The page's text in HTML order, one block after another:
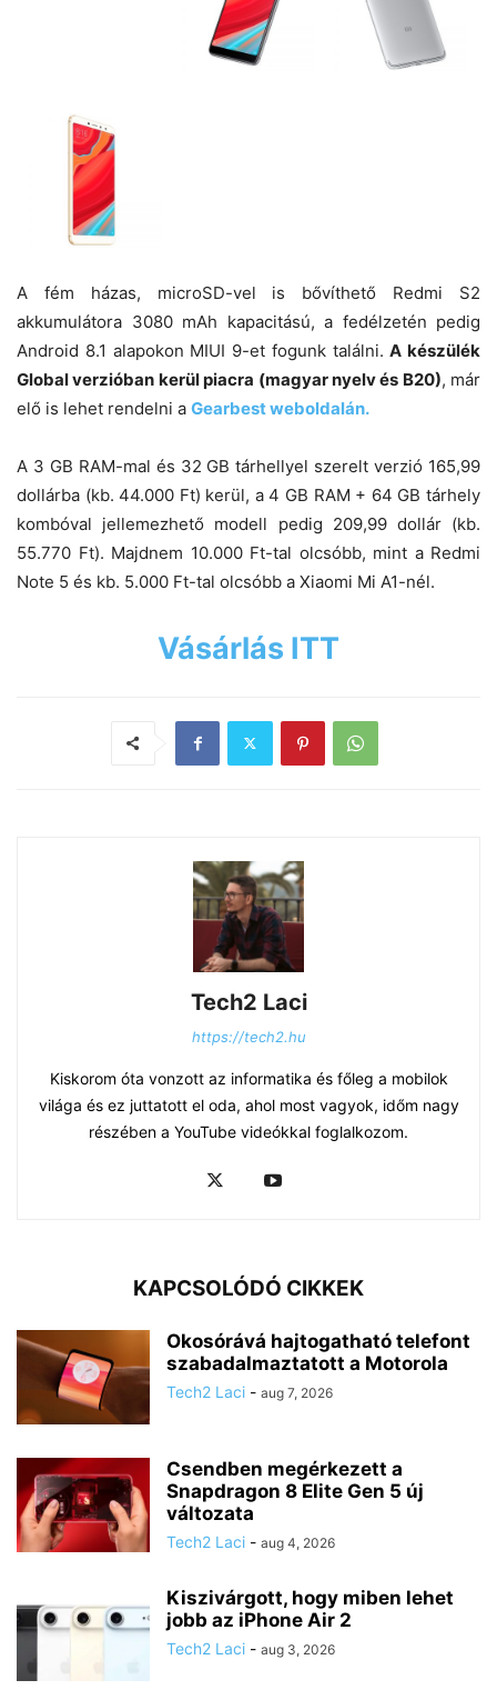
A fém házas, microSD-vel is bővíthető Redmi S2
akkumulátora 3080 mAh kapacitású, a fedélzetén pedig
Android 8.1 alapokon MIUI 9-et fogunk találni.A készülék
Global verzióban kerül piacra (magyar nyelv és B20), már
elő is lehet rendelni a Gearbest weboldalán.
A 3 GB RAM-mal és 32 GB tárhellyel szerelt verzió 165,99
dollárba (kb. 44.000 Ft) kerül, a 4 GB RAM + 64 GB tárhely
kombóval jellemezhető modell pedig 209,99 dollár (kb.
55.770 Ft). Majdnem 10.000 Ft-tal olcsóbb, mint a Redmi
Note 5 és kb. 5.000 Ft-tal olcsóbb a Xiaomi Mi A1-nél.
Vásárlás ITT
Tech2 Laci
https://tech2.hu
Kiskorom óta vonzott az informatika és főleg a mobilok
világa és ez juttatott el oda, ahol most vagyok, időm nagy
részében a YouTube videókkal foglalkozom.
KAPCSOLÓDÓ CIKKEK
Okosórává hajtogatható telefont
szabadalmaztatott a Motorola
Tech2 Laci - aug 7, 2026
Csendben megérkezett a
Snapdragon 8 Elite Gen 5 új
változata
Tech2 Laci - aug 4, 2026
Kiszivárgott, hogy miben lehet
jobb az iPhone Air 2
Tech2 Laci - aug 3, 2026